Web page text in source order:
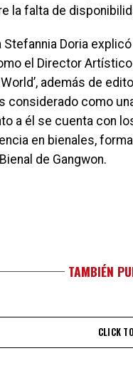
la falta de
Stefannia Doria
el Director Artístico
además de
considerado como
a él se cuenta con
en bienales,
de Gangwon.
TAMBIÉN
CLICK